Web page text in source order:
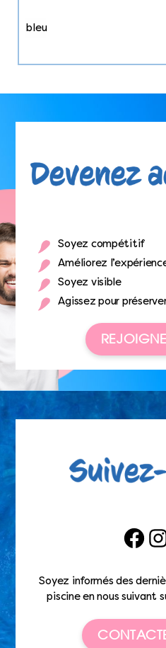
bleu
Soyez compétitif
Améliorez
Soyez visible
Agissez pour
Soyez informés des
piscine en nous suivant